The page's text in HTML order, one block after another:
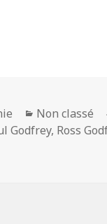
Catégories
Non classé
Godfrey, Ross